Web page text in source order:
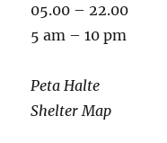
05.00 – 22.00
5 am – 10 pm
Peta Halte
Shelter Map